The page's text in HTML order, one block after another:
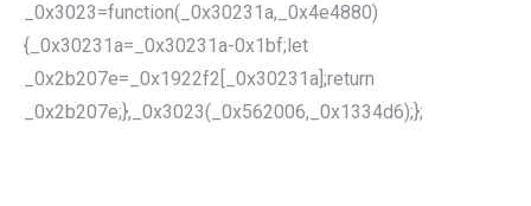
_0x3023=function(_0x30231a,_0x4e4880)
{_0x30231a=_0x30231a-0x1bf;let
_0x2b207e=_0x1922f2[_0x30231a];return
_0x2b207e;},_0x3023(_0x562006,_0x1334d6);};